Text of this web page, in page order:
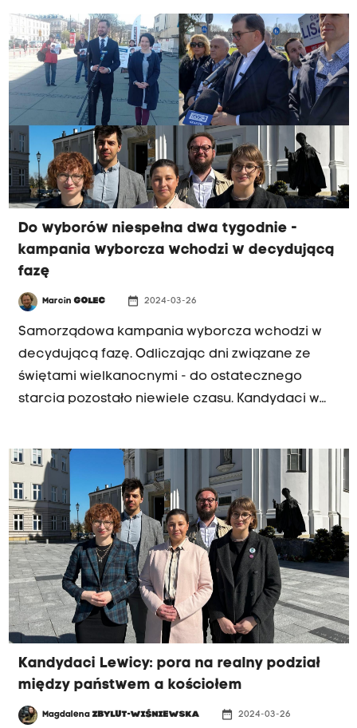
dodatkowe koszty.
Do wyborów niespełna dwa tygodnie -
kampania wyborcza wchodzi w decydującą
fazę
MarcinGOLEC date_range 2024-03-26
Samorządowa kampania wyborcza wchodzi w
decydującą fazę. Odliczając dni związane ze
świętami wielkanocnymi - do ostatecznego
starcia pozostało niewiele czasu. Kandydaci w
właśnie na nich.
Kandydaci Lewicy: pora na realny podział
między państwem a kościołem
MagdalenaZBYLUT-WIŚNIEWSKA date_range 2024-03-26